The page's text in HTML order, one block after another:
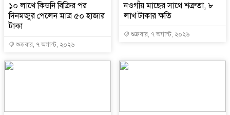
১০ লাখে কিডনি বিক্রির পর
দিনমজুর পেলেন মাত্র ৫০ হাজার
টাকা
শুক্রবার, ৭ অগাস্ট, ২০২৬
নওগাঁয় মাছের সাথে শত্রুতা, ৮
লাখ টাকার ক্ষতি
শুক্রবার, ৭ অগাস্ট, ২০২৬